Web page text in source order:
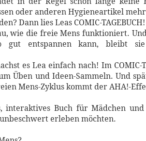
oder anderen Hygieneartikel
Dann lies Leas COMIC-TAGEBUCH!
wie die freie Mens funktioniert.
gut entspannen kann, bleibt
es Lea einfach nach! Im COMIC-
Üben und Ideen-Sammeln. Und
Mens-Zyklus kommt der AHA!-
interaktives Buch für Mädchen
erleben möchten.